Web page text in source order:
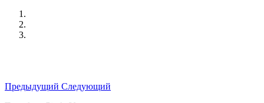
Предыдущий Следующий